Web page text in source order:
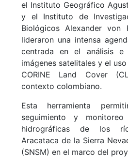
el Instituto Geográfico
y el Instituto de
Biológicos Alexander von
lideraron una intensa
centrada en el análisis e
imágenes satelitales y el
CORINE Land Cover
contexto colombiano.
Esta herramienta
seguimiento y
hidrográficas de los
Aracataca de la Sierra
(SNSM) en el marco del